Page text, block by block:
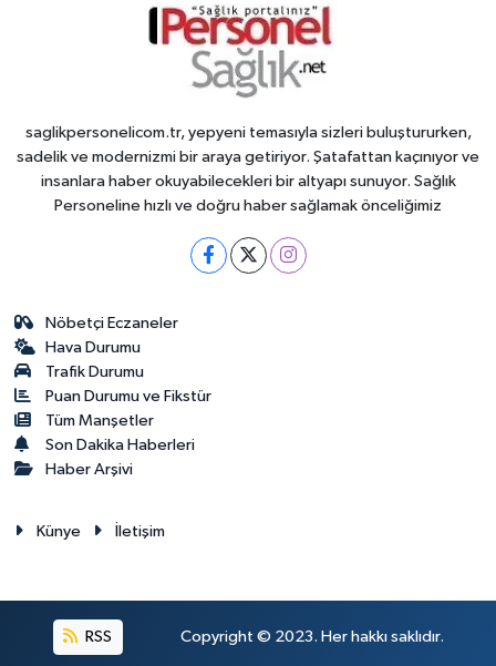
saglikpersonelicom.tr, yepyeni temasıyla sizleri buluştururken,
sadelik ve modernizmi bir araya getiriyor. Şatafattan kaçınıyor ve
insanlara haber okuyabilecekleri bir altyapı sunuyor. Sağlık
Personeline hızlı ve doğru haber sağlamak önceliğimiz
Nöbetçi Eczaneler
Hava Durumu
Trafik Durumu
Puan Durumu ve Fikstür
Tüm Manşetler
Son Dakika Haberleri
Haber Arşivi
Künye İletişim
RSS Copyright © 2023. Her hakkı saklıdır.